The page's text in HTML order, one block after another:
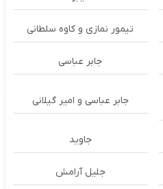
تیمور نمازی و کاوه سلطانی
جابر عباسی
جابر عباسی و امیر گیلانی
جاوید
جلیل آرامش